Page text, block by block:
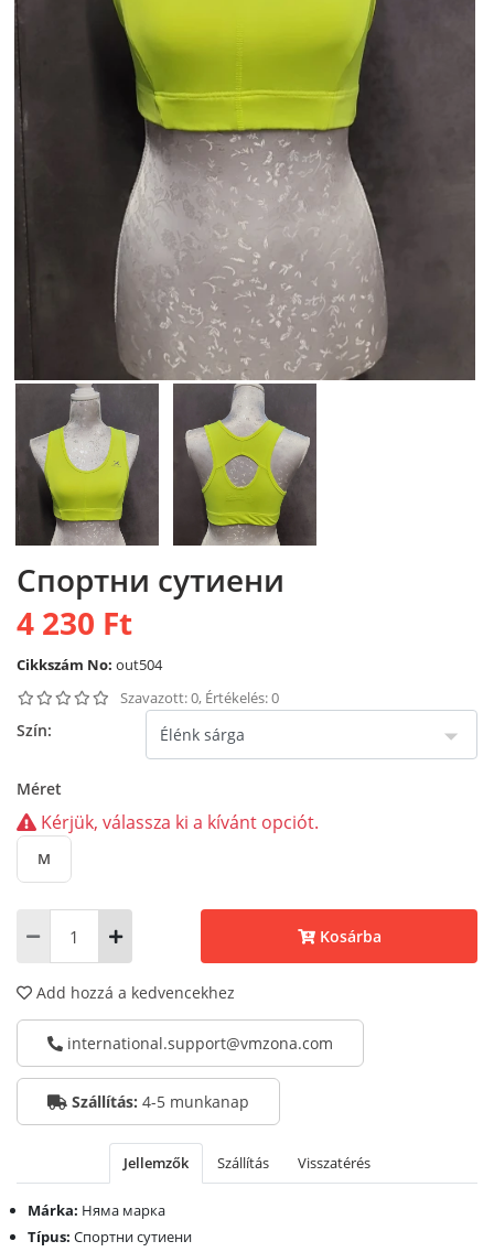
Спортни сутиени
4 230 Ft
Cikkszám No: out504
Szavazott: 0, Értékelés: 0
Szín:
Méret
Kérjük, válassza ki a kívánt opciót.
M
Kosárba
Add hozzá a kedvencekhez
international.support@vmzona.com
Szállítás: 4-5 munkanap
Jellemzők Szállítás Visszatérés
Márka: Няма марка
Típus: Спортни сутиени